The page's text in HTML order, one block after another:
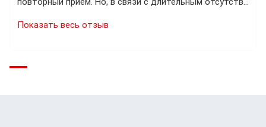
Показать весь отзыв